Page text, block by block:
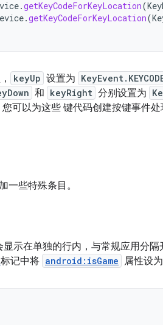
.getKeyCodeForKeyLocation(
.getKeyCodeForKeyLocation(
keyUp 设置为
和 keyRight 分别设置为
可以为这些 键代码创建按键事件处
一些特殊条目。
示在单独的行内，与常规应用分
标记中将 android:isGame 属性设为